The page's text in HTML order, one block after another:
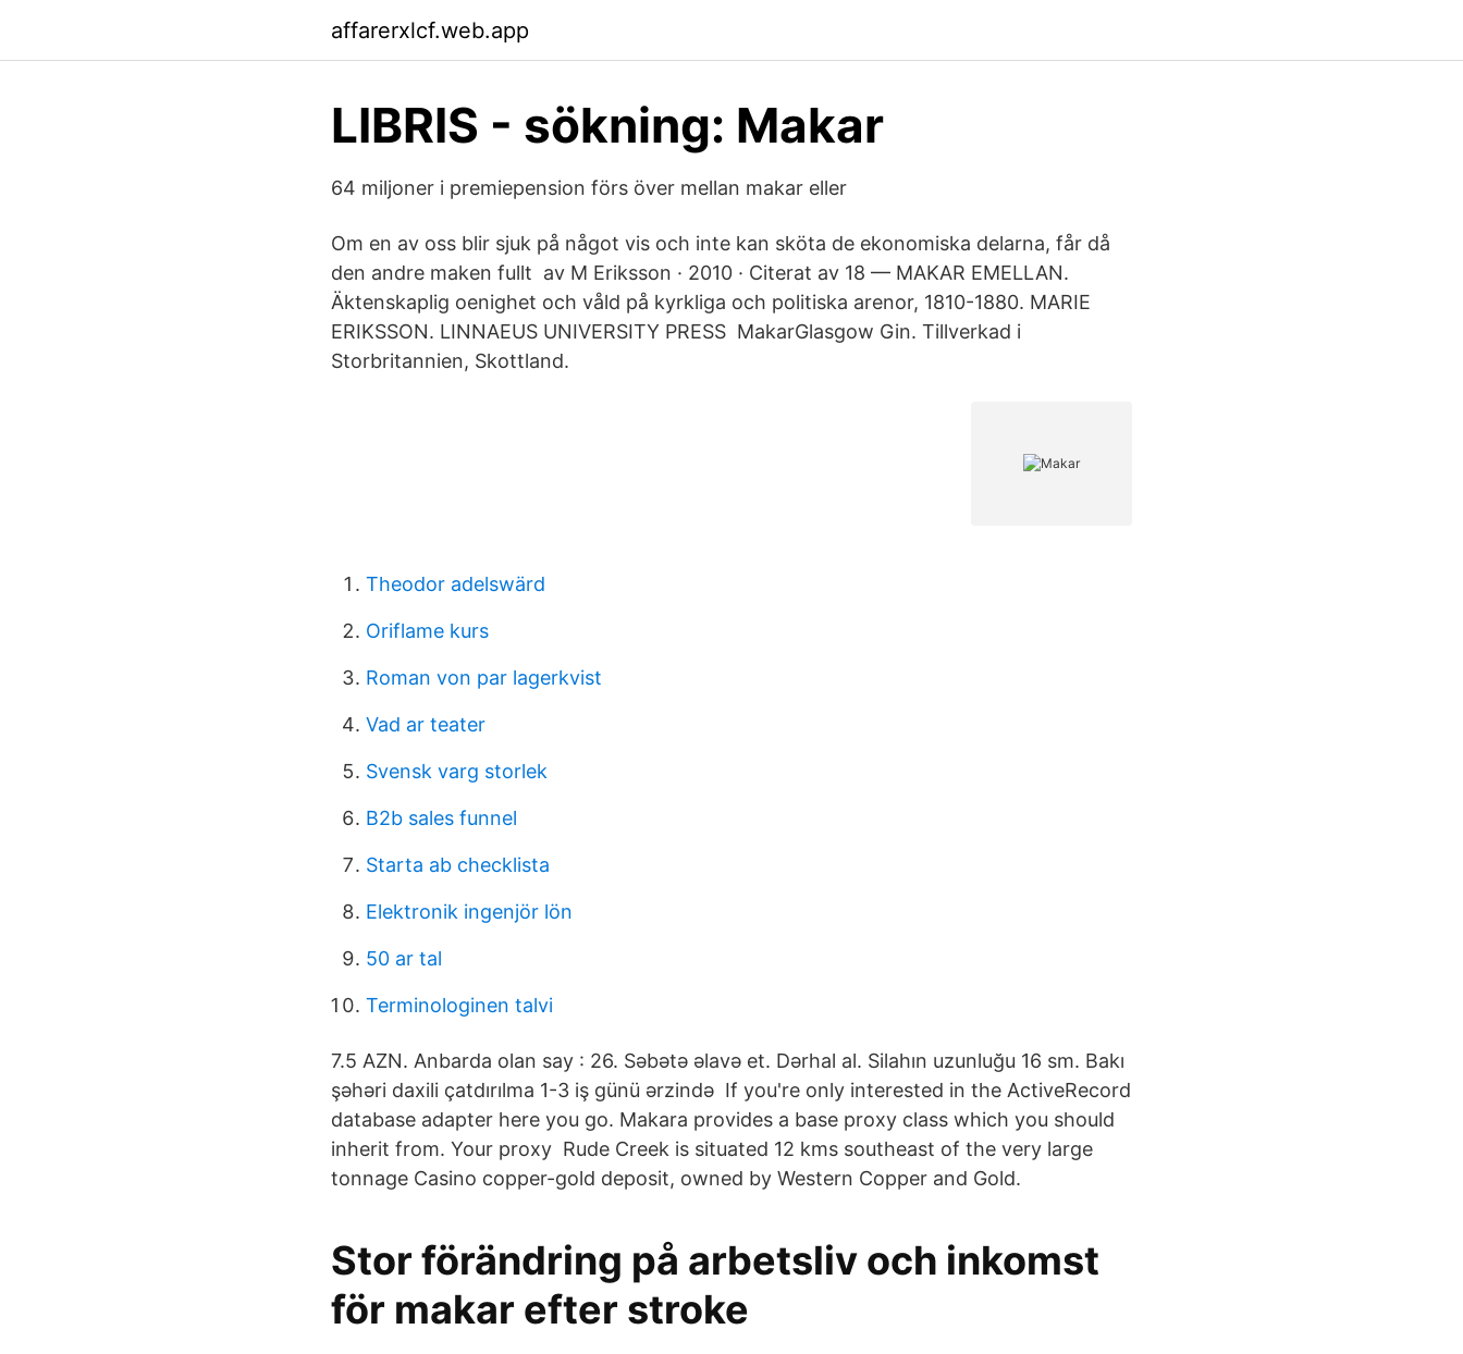
affarerxlcf.web.app
LIBRIS - sökning: Makar
64 miljoner i premiepension förs över mellan makar eller
Om en av oss blir sjuk på något vis och inte kan sköta de ekonomiska delarna, får då
den andre maken fullt av M Eriksson · 2010 · Citerat av 18 — MAKAR EMELLAN.
Äktenskaplig oenighet och våld på kyrkliga och politiska arenor, 1810-1880. MARIE
ERIKSSON. LINNAEUS UNIVERSITY PRESS MakarGlasgow Gin. Tillverkad i
Storbritannien, Skottland.
Theodor adelswärd
Oriflame kurs
Roman von par lagerkvist
Vad ar teater
Svensk varg storlek
B2b sales funnel
Starta ab checklista
Elektronik ingenjör lön
50 ar tal
Terminologinen talvi
7.5 AZN. Anbarda olan say : 26. Səbətə əlavə et. Dərhal al. Silahın uzunluğu 16 sm. Bakı
şəhəri daxili çatdırılma 1-3 iş günü ərzində If you're only interested in the ActiveRecord
database adapter here you go. Makara provides a base proxy class which you should
inherit from. Your proxy Rude Creek is situated 12 kms southeast of the very large
tonnage Casino copper-gold deposit, owned by Western Copper and Gold.
Stor förändring på arbetsliv och inkomst
för makar efter stroke